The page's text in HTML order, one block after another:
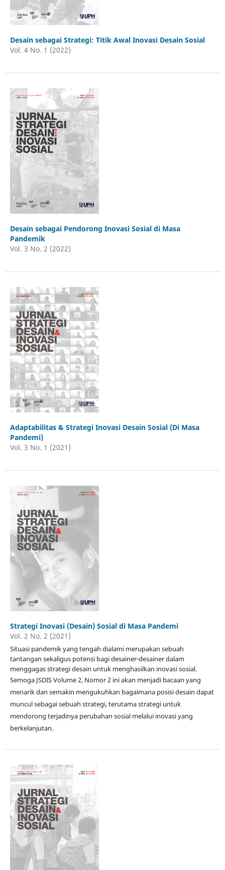
Desain sebagai Strategi: Titik Awal Inovasi Desain Sosial
Vol. 4 No. 1 (2022)
Desain sebagai Pendorong Inovasi Sosial di Masa
Pandemik
Vol. 3 No. 2 (2022)
Adaptabilitas & Strategi Inovasi Desain Sosial (Di Masa
Pandemi)
Vol. 3 No. 1 (2021)
Strategi Inovasi (Desain) Sosial di Masa Pandemi
Vol. 2 No. 2 (2021)
Situasi pandemik yang tengah dialami merupakan sebuah
tantangan sekaligus potensi bagi desainer-desainer dalam
menggagas strategi desain untuk menghasilkan inovasi sosial.
Semoga JSDIS Volume 2, Nomor 2 ini akan menjadi bacaan yang
menarik dan semakin mengukuhkan bagaimana posisi desain dapat
muncul sebagai sebuah strategi, terutama strategi untuk
mendorong terjadinya perubahan sosial melalui inovasi yang
berkelanjutan.